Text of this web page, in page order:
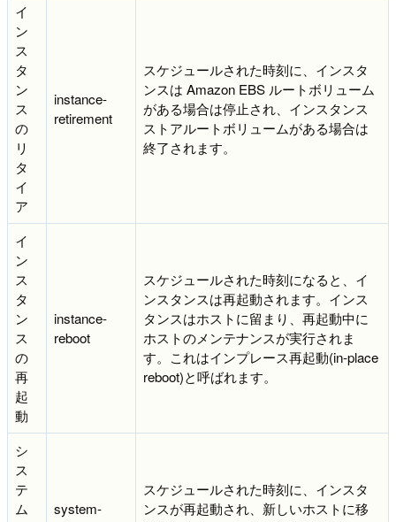
イ
ン
ス
タ
ン
ス
の
リ
タ
イ
ア
instance-
retirement
スケジュールされた時刻に、インスタ
ンスは Amazon EBS ルートボリューム
がある場合は停止され、インスタンス
ストアルートボリュームがある場合は
終了されます。
イ
ン
ス
タ
ン
ス
の
再
起
動
instance-
reboot
スケジュールされた時刻になると、イ
ンスタンスは再起動されます。インス
タンスはホストに留まり、再起動中に
ホストのメンテナンスが実行されま
す。これはインプレース再起動(in-place
reboot)と呼ばれます。
シ
ス
テ
ム
system-
スケジュールされた時刻に、インスタ
ンスが再起動され、新しいホストに移